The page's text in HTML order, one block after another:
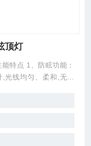
顶灯
特点 1、防眩功能：
线均匀、柔和,无眩
灯节能70%以上。优